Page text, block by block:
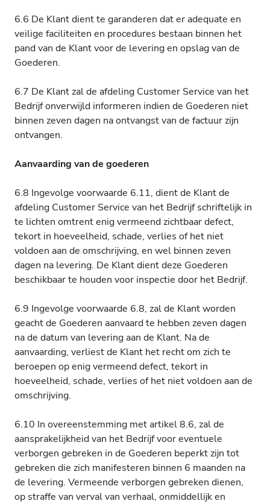
6.6 De Klant dient te garanderen dat er adequate en
veilige faciliteiten en procedures bestaan binnen het
pand van de Klant voor de levering en opslag van de
Goederen.
6.7 De Klant zal de afdeling Customer Service van het
Bedrijf onverwijld informeren indien de Goederen niet
binnen zeven dagen na ontvangst van de factuur zijn
ontvangen.
Aanvaarding van de goederen
6.8 Ingevolge voorwaarde 6.11, dient de Klant de
afdeling Customer Service van het Bedrijf schriftelijk in
te lichten omtrent enig vermeend zichtbaar defect,
tekort in hoeveelheid, schade, verlies of het niet
voldoen aan de omschrijving, en wel binnen zeven
dagen na levering. De Klant dient deze Goederen
beschikbaar te houden voor inspectie door het Bedrijf.
6.9 Ingevolge voorwaarde 6.8, zal de Klant worden
geacht de Goederen aanvaard te hebben zeven dagen
na de datum van levering aan de Klant. Na de
aanvaarding, verliest de Klant het recht om zich te
beroepen op enig vermeend defect, tekort in
hoeveelheid, schade, verlies of het niet voldoen aan de
omschrijving.
6.10 In overeenstemming met artikel 8.6, zal de
aansprakelijkheid van het Bedrijf voor eventuele
verborgen gebreken in de Goederen beperkt zijn tot
gebreken die zich manifesteren binnen 6 maanden na
de levering. Vermeende verborgen gebreken dienen,
op straffe van verval van verhaal, onmiddellijk en